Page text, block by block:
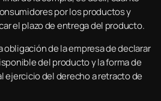
por los productos y
el plazo de entrega del producto.
de la empresa de declarar
del producto y la forma de
ejercicio del derecho a retracto de